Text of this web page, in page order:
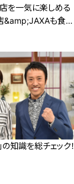
を一気に楽しめる
&amp;JAXAも食べ
知識を総チェック！